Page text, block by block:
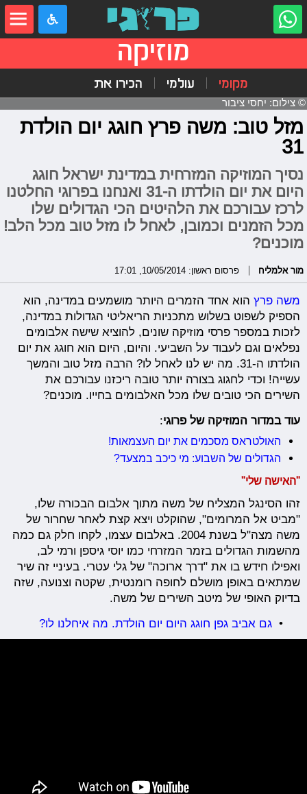
מוזיקה
מקומי עולמי הכירו את
© צילום: יחסי ציבור
מזל טוב: משה פרץ חוגג יום הולדת
31
נסיך המוזיקה המזרחית במדינת ישראל חוגג
היום את יום הולדתו ה-31 ואנחנו בפרוגי החלטנו
לרכז עבורכם את הלהיטים הכי הגדולים שלו
מכל הזמנים וכמובן, לאחל לו מזל טוב מכל הלב!
מוכנים?
מור אלמליח פרסום ראשון: 10/05/2014, 17:01
משה פרץ הוא אחד הזמרים היותר מושמעים במדינה, הוא
הספיק לשפוט בשלוש מתכניות הריאליטי הגדולות במדינה,
לזכות במספר פרסי מוזיקה שונים, להוציא שישה אלבומים
נפלאים וגם לעבוד על השביעי. והיום, היום הוא חוגג את יום
הולדתו ה-31. מה יש לנו לאחל לו? הרבה מזל טוב והמשך
עשייה! וכדי לחגוג בצורה יותר טובה ריכזנו עבורכם את
השירים הכי טובים שלו מכל האלבומים בחייו. מוכנים?
עוד במדור המוזיקה של פרוגי:
האולטראס מסכמים את יום העצמאות!
הגדולים של השבוע: מי כיכב במצעד?
"האישה שלי"
זהו הסינגל המצליח של משה מתוך אלבום הבכורה שלו,
"מביט אל המרומים", שהוקלט ויצא קצת לאחר שחרור של
משה מצה"ל בשנת 2004. באלבום עצמו, לקחו חלק גם כמה
מהשמות הגדולים בזמר המזרחי כמו יוסי גיספן ורמי לב,
ואפילו חידש בו את "דרך ארוכה" של גלי עטרי. בעיניי זה שיר
שמתאים באופן מושלם לחופה רומנטית, שקטה וצנועה, שזה
בדיוק האופי של מיטב השירים של משה.
•גם אביב גפן חוגג היום יום הולדת. מה איחלנו לו?